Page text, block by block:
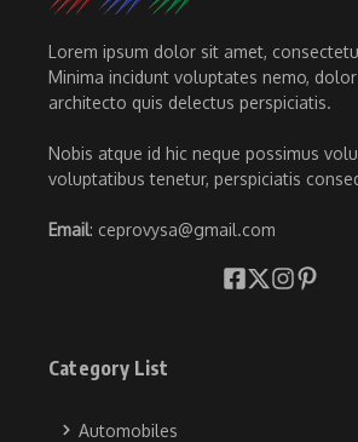
Lorem ipsum dolor sit amet,
Minima incidunt voluptates nemo,
architecto quis delectus perspiciatis.
Nobis atque id hic neque possimus
voluptatibus tenetur, perspiciatis
Email: ceprovysa@gmail.com
Category List
Automobiles